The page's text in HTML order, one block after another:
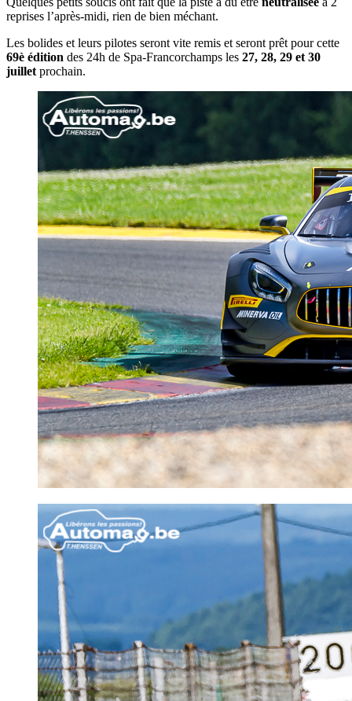
reprises l’après-midi, rien de bien méchant.
Les bolides et leurs pilotes seront vite remis et seront prêt pour cette
69è édition des 24h de Spa-Francorchamps les 27, 28, 29 et 30
juilletprochain.